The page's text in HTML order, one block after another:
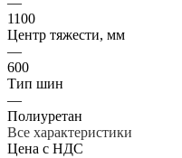
1100
Центр тяжести, мм
—
600
Тип шин
—
Полиуретан
Все характеристики
Цена с НДС